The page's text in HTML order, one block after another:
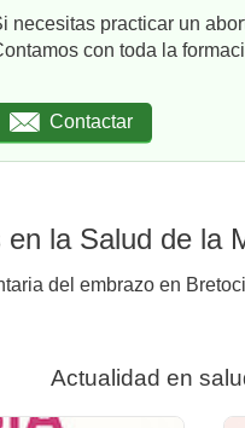
necesitas practicar un
con toda la
Contactar
la Salud de la
del embrazo en
Actualidad en